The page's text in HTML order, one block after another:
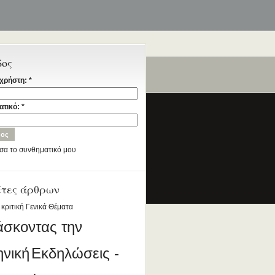
*
*
το συνθηματικό μου
άρθρων
Γενικά Θέματα
την
Εκδηλώσεις -
την Ελληνική Γλώσσα